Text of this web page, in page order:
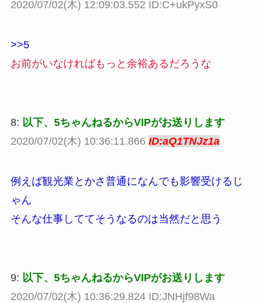
2020/07/02(木) 12:09:03.552 ID:C+ukPyxS0
>>5
お前がいなければもっと余裕あるだろうな
8: 以下、5ちゃんねるからVIPがお送りします
2020/07/02(木) 10:36:11.866 ID:aQ1TNJz1a
例えば観光業とかさ普通になんでも影響受けるじ
ゃん
そんな仕事しててそうなるのは当然だと思う
9: 以下、5ちゃんねるからVIPがお送りします
2020/07/02(木) 10:36:29.824 ID:JNHjf98Wa